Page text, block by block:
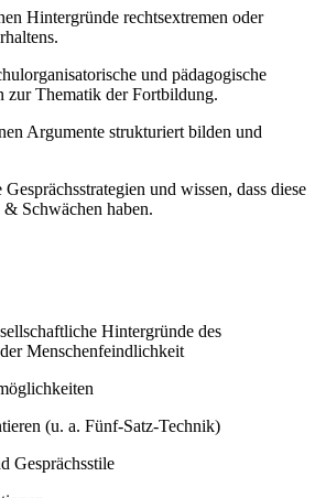
Hintergründe rechtsextremen oder
und pädagogische
zur Thematik der Fortbildung.
Argumente strukturiert bilden und
und wissen, dass diese
Schwächen haben.
Hintergründe des
Menschenfeindlichkeit
(u. a. Fünf-Satz-Technik)
Gesprächsstile